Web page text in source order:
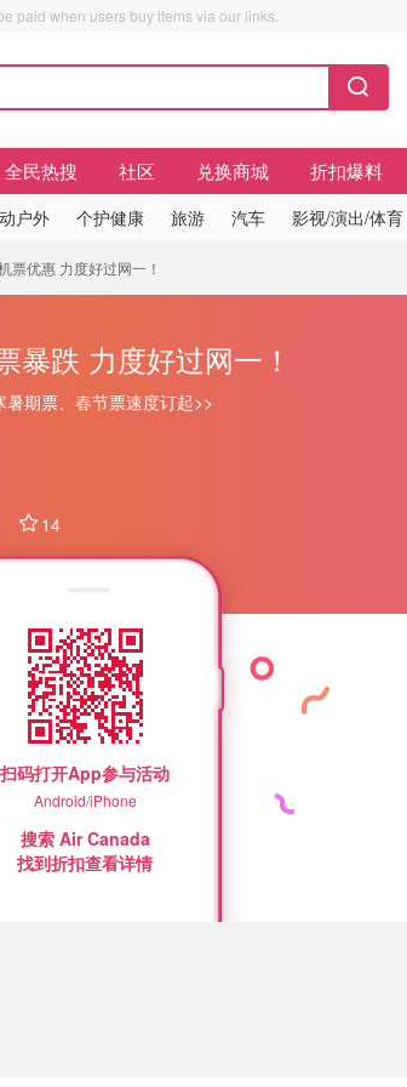
paid when users buy items via our links.
全民热搜 社区 兑换商城 折扣爆料
户外 个护健康 旅游 汽车 影视/演出/体育
票优惠 力度好过网一！
暴跌 力度好过网一！
期票、春节票速度订起>>
14
1200的机票钱，然后要收500块carrier surcharges？！！[捂脸
扫码打开App参与活动
Android/iPhone
搜索 Air Canada
找到折扣查看详情